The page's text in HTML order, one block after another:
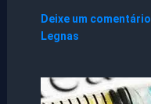
Deixe um comentário
Legnas